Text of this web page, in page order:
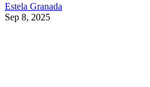
Estela Granada
Sep 8, 2025